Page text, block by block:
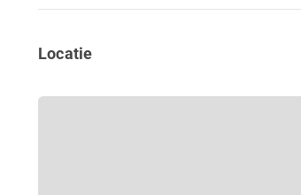
Locatie